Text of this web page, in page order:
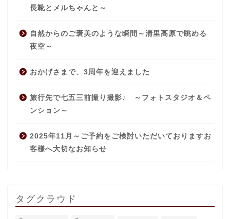
長靴とメルちゃんと～
自然からのご褒美のような瞬間～清里高原で眺める
夜空～
おかげさまで、3周年を迎えました
旅行先で七五三前撮り撮影♪ ～フォトスタジオ＆ペ
ンション～
2025年11月～ご予約をご検討いただいておりますお
客様へ大切なお知らせ
タグクラウド